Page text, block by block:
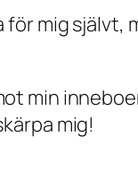
för mig självt,
min
mig!